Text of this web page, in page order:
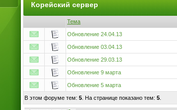
Корейский сервер
Тема
Обновление 24.04.13
Обновление 03.04.13
Обновление 29.03.13
Обновление 9 марта
Обновление 5 марта
В этом форуме тем:5 . На странице показано тем:5